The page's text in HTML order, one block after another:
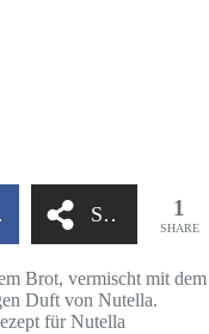
Share 1
SHARE
Brot, vermischt mit dem
Duft von Nutella.
für Nutella